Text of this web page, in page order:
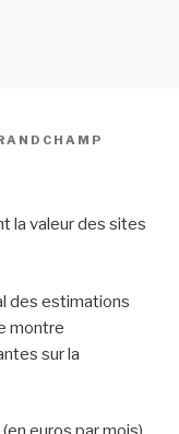
la valeur des sites
des estimations
montre
sur la